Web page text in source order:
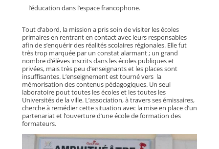
l’éducation dans l’espace francophone.
Tout d’abord, la mission a pris soin de visiter les écoles
primaires en rentrant en contact avec leurs responsables
afin de s’enquérir des réalités scolaires régionales. Elle fut
très trop marquée par un constat alarmant ; un grand
nombre d’élèves inscrits dans les écoles publiques et
privées, mais très peu d’enseignants et les places sont
insuffisantes. L’enseignement est tourné vers la
mémorisation des contenus pédagogiques. Un seul
laboratoire pout toutes les écoles et les toutes les
Universités de la ville. L’association, à travers ses émissaires,
cherche à remédier cette situation avec la mise en place d’un
partenariat et l’ouverture d’une école de formation des
formateurs.